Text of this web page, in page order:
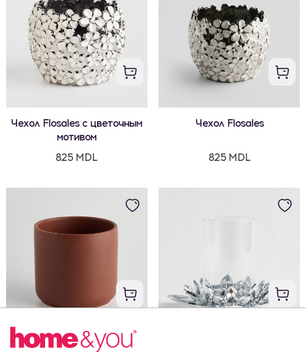
Чехол Flosales с цветочным
мотивом
825 MDL
Чехол Flosales
825 MDL
Чехол Emes